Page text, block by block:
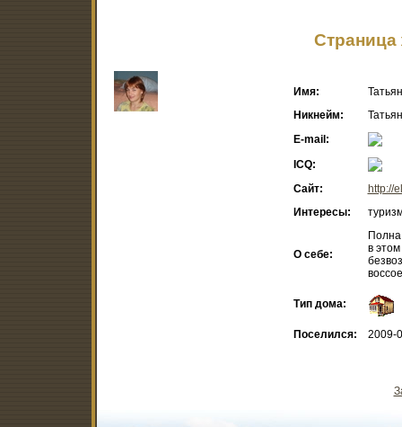
Страница
Имя:
Никнейм:
E-mail:
ICQ:
Сайт:
http://
Интересы:
О себе:
в
Тип дома:
Поселился: 2009-